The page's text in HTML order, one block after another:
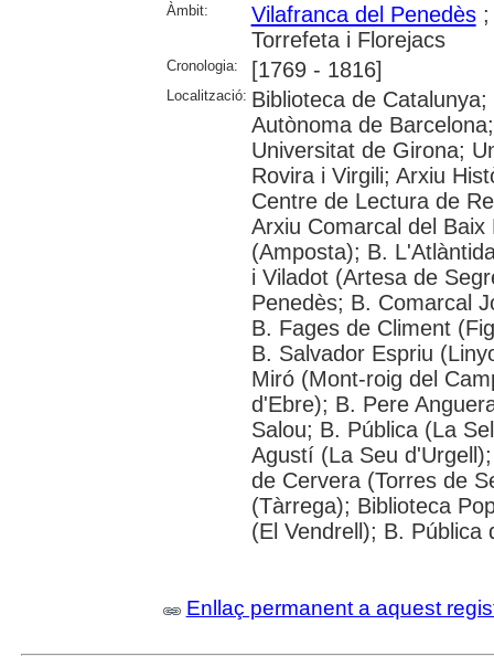
Àmbit:
Vilafranca del Penedès
Torrefeta i Florejacs
Cronologia: [1769 - 1816]
Localització: Biblioteca de
Autònoma de
Universitat de Girona;
Rovira i Virgili; Arxiu
Centre de Lectura de
Arxiu Comarcal del
(Amposta); B.
i Viladot (Artesa de
Penedès; B. Comarcal
B. Fages de Climent
B. Salvador Espriu
Miró (Mont-roig del
d'Ebre); B. Pere
Salou; B. Pública (La
Agustí (La Seu
de Cervera (Torres de
(Tàrrega); Biblioteca
(El Vendrell); B. Pública
Enllaç permanent a aquest